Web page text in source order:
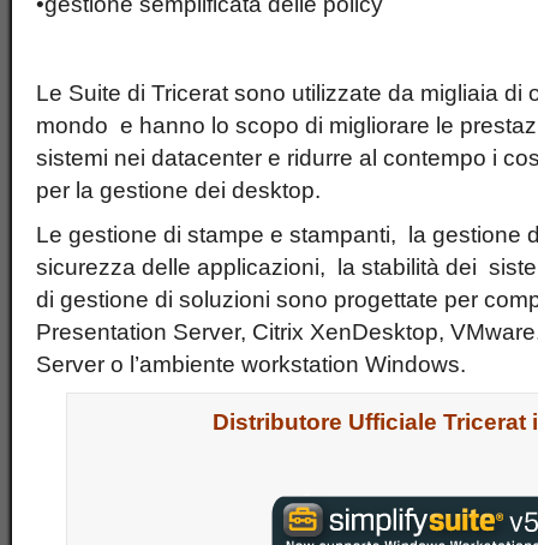
Le Suite di Tricerat sono utilizzate da migliaia di
mondo e hanno lo scopo di migliorare le
sistemi nei datacenter e ridurre al contempo i
per la gestione dei desktop.
Le gestione di stampe e stampanti, la gestione
sicurezza delle applicazioni, la stabilità dei
di gestione di soluzioni sono progettate per
Presentation Server, Citrix XenDesktop,
Server o l’ambiente workstation Windows.
Distributore Ufficiale Tricerat